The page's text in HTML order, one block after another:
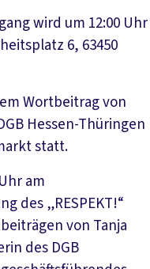
wird um 12:00 Uhr
6, 63450
Wortbeitrag von
Hessen-Thüringen
statt.
am
des „RESPEKT!“
von Tanja
des DGB